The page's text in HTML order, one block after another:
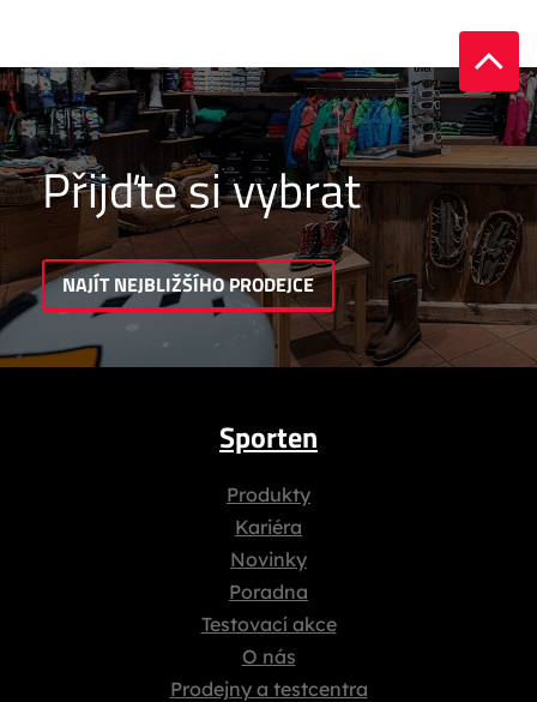
Přijďte si vybrat
NAJÍT NEJBLIŽŠÍHO PRODEJCE
Sporten
Produkty
Kariéra
Novinky
Poradna
Testovací akce
O nás
Prodejny a testcentra